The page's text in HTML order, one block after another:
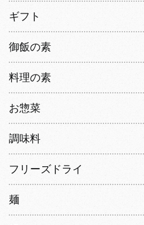
ギフト
御飯の素
料理の素
お惣菜
調味料
フリーズドライ
麺